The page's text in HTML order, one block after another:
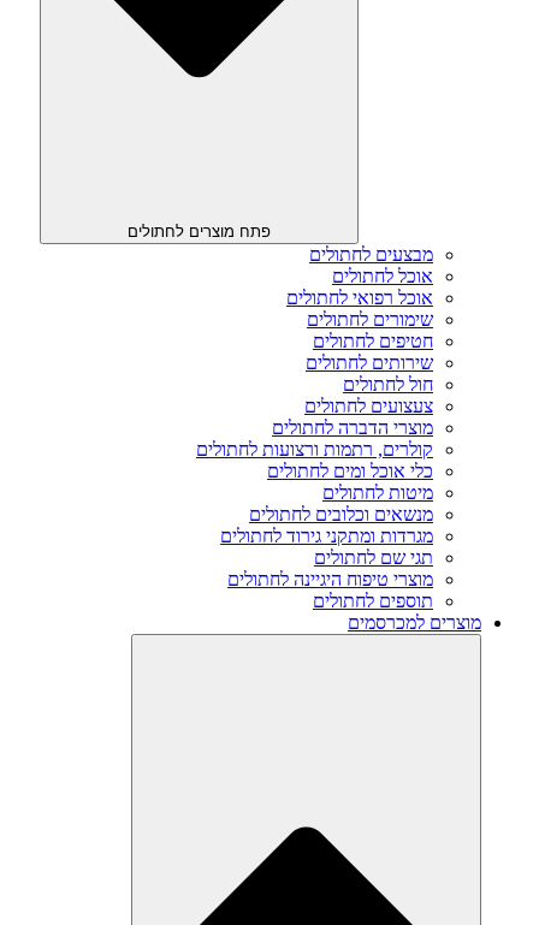
פתח מוצרים לחתולים
מבצעים לחתולים
אוכל לחתולים
אוכל רפואי לחתולים
שימורים לחתולים
חטיפים לחתולים
שירותים לחתולים
חול לחתולים
צעצועים לחתולים
מוצרי הדברה לחתולים
קולרים, רתמות ורצועות לחתולים
כלי אוכל ומים לחתולים
מיטות לחתולים
מנשאים וכלובים לחתולים
מגרדות ומתקני גירוד לחתולים
תגי שם לחתולים
מוצרי טיפוח היגיינה לחתולים
תוספים לחתולים
מוצרים למכרסמים